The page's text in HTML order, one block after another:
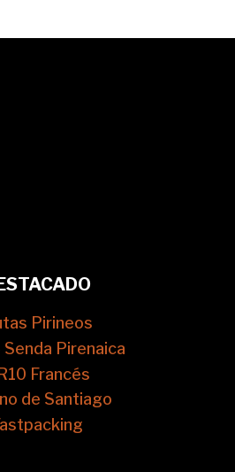
Pirineos
Senda Pirenaica
Francés
de Santiago